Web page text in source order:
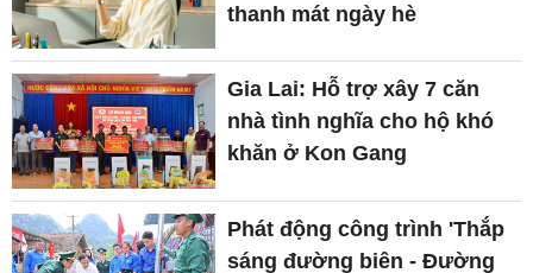
thanh mát ngày hè
Gia Lai: Hỗ trợ xây 7 căn
nhà tình nghĩa cho hộ khó
khăn ở Kon Gang
Phát động công trình 'Thắp
sáng đường biên - Đường